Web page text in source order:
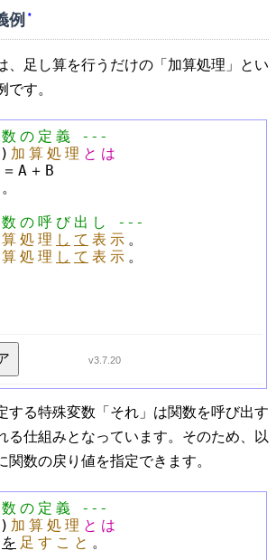
例 *
、足し算を行うだけの「加算処理」とい
です。
数 の 定 義
---
) 加 算 処 理 と は
＝ A ＋ B
。
数 の 呼 び 出 し
---
算 処 理 し て 表 示 。
算 処 理 し て 表 示 。
v3.7.20
する特殊変数「それ」は関数を呼び出す
る仕組みとなっています。そのため、以
関数の戻り値を指定できます。
数 の 定 義
---
) 加 算 処 理 と は
を 足 す こ と 。